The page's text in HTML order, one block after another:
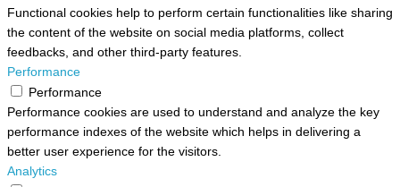
Functional cookies help to perform certain functionalities like sharing
the content of the website on social media platforms, collect
feedbacks, and other third-party features.
Performance
Performance
Performance cookies are used to understand and analyze the key
performance indexes of the website which helps in delivering a
better user experience for the visitors.
Analytics